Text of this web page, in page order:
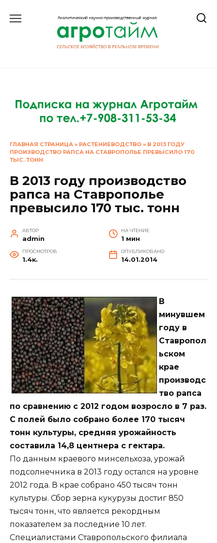
ГЛАВНАЯ СТРАНИЦА » РАСТЕНИЕВОДСТВО » В 2013 ГОДУ
ПРОИЗВОДСТВО РАПСА НА СТАВРОПОЛЬЕ ПРЕВЫСИЛО 170
ТЫС. ТОНН
В 2013 году производство
рапса на Ставрополье
превысило 170 тыс. тонн
АВТОР
admin
НА ЧТЕНИЕ
1 мин
ПРОСМОТРОВ
1.4к.
ОПУБЛИКОВАНО
14.01.2014
В
минувшем
году в
Ставропол
ьском
крае
производс
тво рапса
по сравнению с 2012 годом возросло в 7 раз.
С полей было собрано более 170 тысяч
тонн культуры, средняя урожайность
составила 14,8 центнера с гектара.
По данным краевого минсельхоза, урожай
подсолнечника в 2013 году остался на уровне
2012 года. В крае собрано 450 тысяч тонн
культуры. Сбор зерна кукурузы достиг 850
тысяч тонн, что является рекордным
показателем за последние 10 лет.
Специалистами Ставропольского филиала